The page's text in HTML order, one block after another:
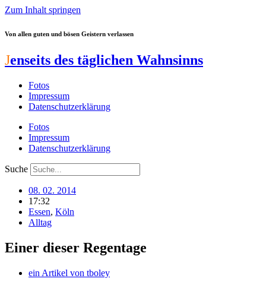
Zum Inhalt springen
Von allen guten und bösen Geistern verlassen
Jenseits des täglichen Wahnsinns
Fotos
Impressum
Datenschutzerklärung
Fotos
Impressum
Datenschutzerklärung
Suche
08. 02. 2014
17:32
Essen, Köln
Alltag
Einer dieser Regentage
ein Artikel von tboley